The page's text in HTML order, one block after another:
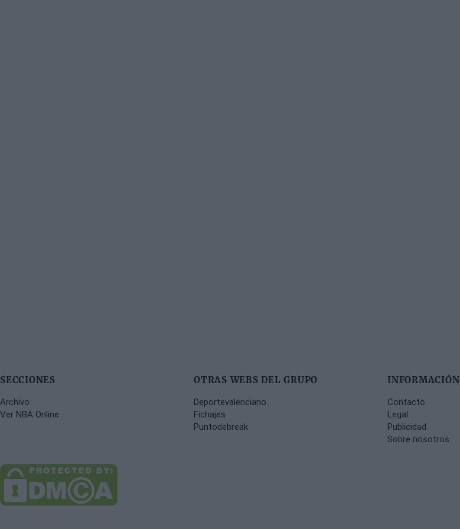
SECCIONES
Archivo
Ver NBA Online
OTRAS WEBS DEL GRUPO
Deportevalenciano
Fichajes
Puntodebreak
INFORMACIÓN
Contacto
Legal
Publicidad
Sobre nosotros